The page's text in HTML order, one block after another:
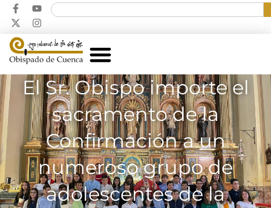
El Sr. Obispo importe el
sacramento de la
Confirmación a un
numeroso grupo de
adolescentes de la